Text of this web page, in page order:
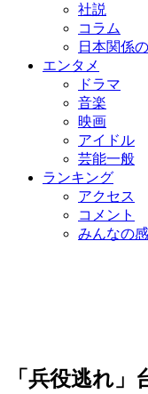
社説
コラム
日本関係
エンタメ
ドラマ
音楽
映画
アイドル
芸能一般
ランキング
アクセス
コメント
みんなの
「兵役逃れ